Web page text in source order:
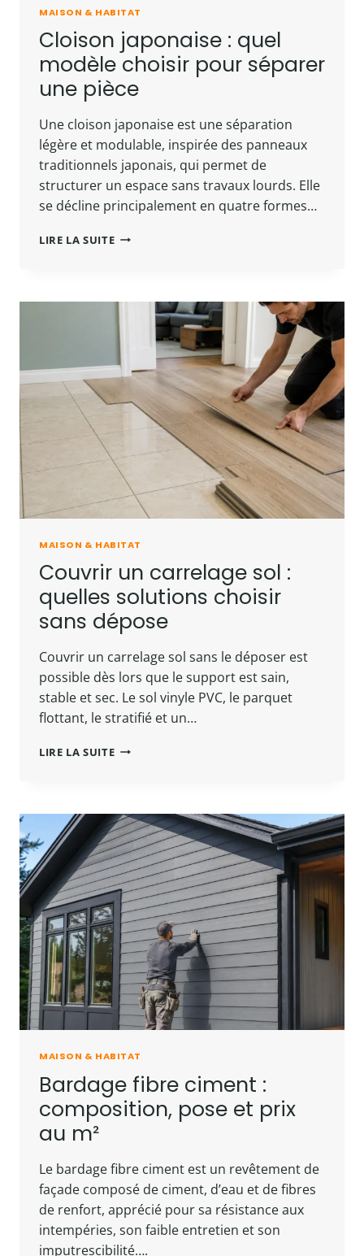
MAISON & HABITAT
Cloison japonaise : quel
modèle choisir pour séparer
une pièce
Une cloison japonaise est une séparation
légère et modulable, inspirée des panneaux
traditionnels japonais, qui permet de
structurer un espace sans travaux lourds. Elle
se décline principalement en quatre formes…
LIRE LA SUITECLOISON
MODÈLE
CHOISIR
POUR
SÉPARER
UNE
PIÈCE
MAISON & HABITAT
Couvrir un carrelage sol :
quelles solutions choisir
sans dépose
Couvrir un carrelage sol sans le déposer est
possible dès lors que le support est sain,
stable et sec. Le sol vinyle PVC, le parquet
flottant, le stratifié et un…
LIRE LA SUITECOUVRIR
:
QUELLES
SOLUTIONS
CHOISIR
SANS
DÉPOSE
MAISON & HABITAT
Bardage fibre ciment :
composition, pose et prix
au m²
Le bardage fibre ciment est un revêtement de
façade composé de ciment, d’eau et de fibres
de renfort, apprécié pour sa résistance aux
intempéries, son faible entretien et son
imputrescibilité….